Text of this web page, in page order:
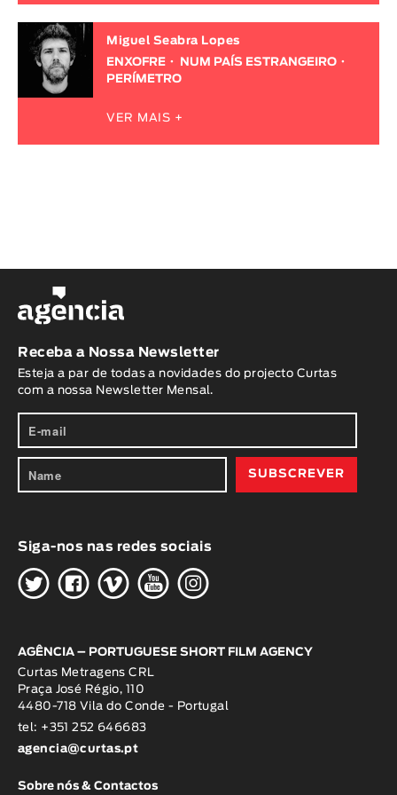
Miguel Seabra Lopes
ENXOFRE
NUM PAÍS ESTRANGEIRO
PERÍMETRO
VER MAIS +
Receba a Nossa Newsletter
Esteja a par de todas a novidades do projecto Curtas
com a nossa Newsletter Mensal.
Siga-nos nas redes sociais
HGWOK
AGÊNCIA – PORTUGUESE SHORT FILM AGENCY
Curtas Metragens CRL
Praça José Régio, 110
4480-718 Vila do Conde - Portugal
tel: +351 252 646683
agencia@curtas.pt
Sobre nós & Contactos